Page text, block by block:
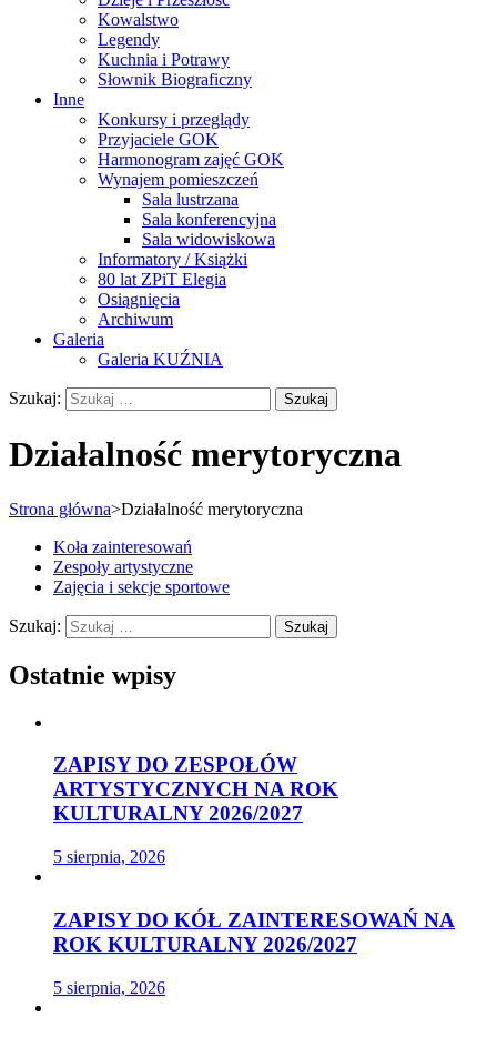
Kowalstwo
Legendy
Kuchnia i Potrawy
Słownik Biograficzny
Inne
Konkursy i przeglądy
Przyjaciele GOK
Harmonogram zajęć GOK
Wynajem pomieszczeń
Sala lustrzana
Sala konferencyjna
Sala widowiskowa
Informatory / Książki
80 lat ZPiT Elegia
Osiągnięcia
Archiwum
Galeria
Galeria KUŹNIA
Szukaj:
Działalność merytoryczna
Strona główna>Działalność merytoryczna
Koła zainteresowań
Zespoły artystyczne
Zajęcia i sekcje sportowe
Szukaj:
Ostatnie wpisy
ZAPISY DO ZESPOŁÓW
ARTYSTYCZNYCH NA ROK
KULTURALNY 2026/2027
5 sierpnia, 2026
ZAPISY DO KÓŁ ZAINTERESOWAŃ NA
ROK KULTURALNY 2026/2027
5 sierpnia, 2026